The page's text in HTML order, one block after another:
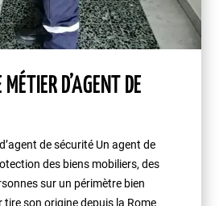
MÉTIER D’AGENT DE
de sécurité Un agent de
des biens mobiliers, des
sur un périmètre bien
tire son origine depuis la Rome